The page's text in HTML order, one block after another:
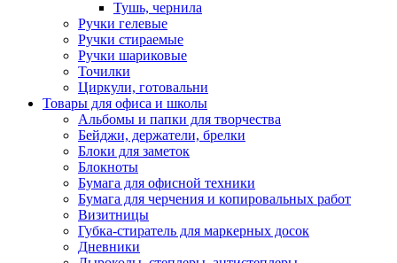
Тушь, чернила
Ручки гелевые
Ручки стираемые
Ручки шариковые
Точилки
Циркули, готовальни
Товары для офиса и школы
Альбомы и папки для творчества
Бейджи, держатели, брелки
Блоки для заметок
Блокноты
Бумага для офисной техники
Бумага для черчения и копировальных работ
Визитницы
Губка-стиратель для маркерных досок
Дневники